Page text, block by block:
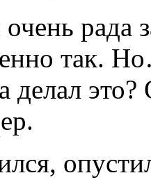
рада
так.
делал